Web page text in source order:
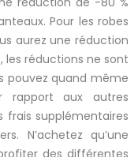
Pour les robes
aurez une réduction
les réductions ne sont
pouvez quand même
rapport aux autres
frais supplémentaires
N’achetez qu’une